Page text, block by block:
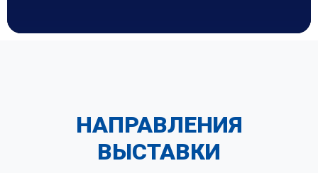
НАПРАВЛЕНИЯ
ВЫСТАВКИ